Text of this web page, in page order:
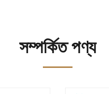
সম্পর্কিত পণ্য